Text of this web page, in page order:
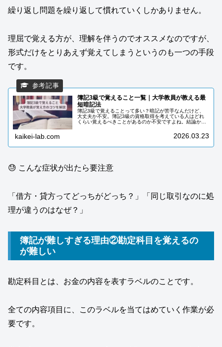
繰り返し問題を繰り返して慣れていくしかありません。
理屈で覚える方が、理解を伴うのでオススメなのですが、
形式だけをとりあえず覚えてしまうというのも一つの手段
です。
簿記3級で覚えること一覧｜大学教員が教える最
短暗記法
簿記3級で覚えることって多い？暗記が苦手なんだけど、
大丈夫か不安。簿記3級の資格取得を考えている人はどれ
くらい覚えるべきことがあるのか不安ですよね。結論から
kaikei-lab.com 2026.03.23
😓 こんな症状が出たら要注意
「借方・貸方ってどっちがどっち？」「同じ取引なのに処
理が違うのはなぜ？」
簿記が難しすぎる理由②勘定科目を覚えるの
が難しい
勘定科目とは、お金の内容を表すラベルのことです。
全ての内容項目に、このラベルを当てはめていく作業が必
要です。